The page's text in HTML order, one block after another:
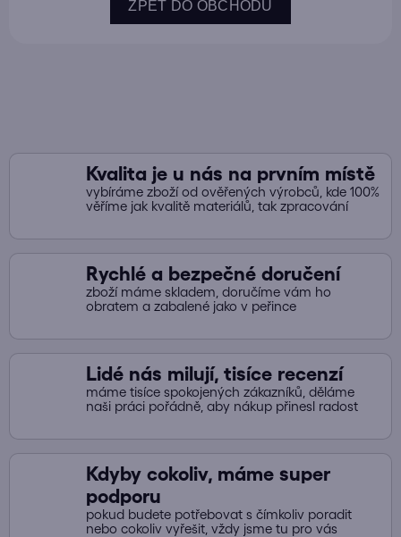
ZPĚT DO OBCHODU
Kvalita je u nás na prvním místě
vybíráme zboží od ověřených výrobců, kde 100%
věříme jak kvalitě materiálů, tak zpracování
Rychlé a bezpečné doručení
zboží máme skladem, doručíme vám ho
obratem a zabalené jako v peřince
Lidé nás milují, tisíce recenzí
máme tisíce spokojených zákazníků, děláme
naši práci pořádně, aby nákup přinesl radost
Kdyby cokoliv, máme super
podporu
pokud budete potřebovat s čímkoliv poradit
nebo cokoliv vyřešit, vždy jsme tu pro vás